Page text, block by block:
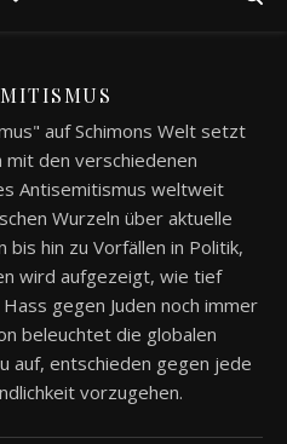
auf Schimons Welt setzt
mit den verschiedenen
Antisemitismus weltweit
Wurzeln über aktuelle
hin zu Vorfällen in Politik,
wird aufgezeigt, wie tief
gegen Juden noch immer
beleuchtet die globalen
auf, entschieden gegen jede
vorzugehen.